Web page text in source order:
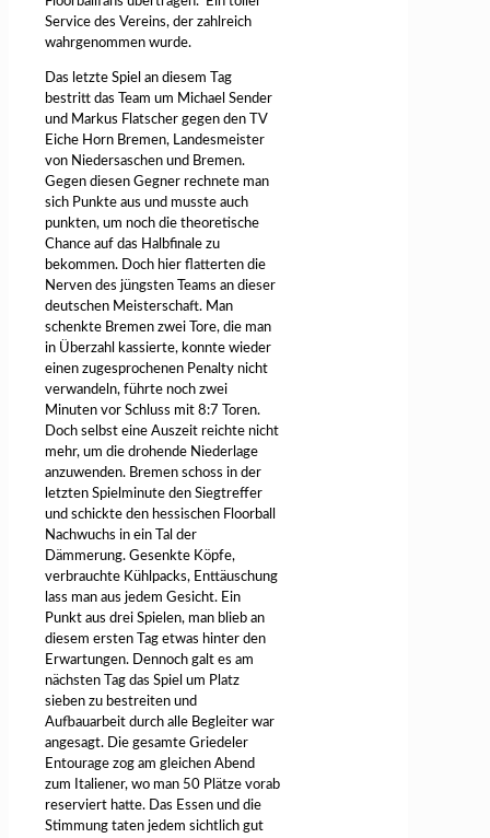
Service des Vereins, der zahlreich
wahrgenommen wurde.
Das letzte Spiel an diesem Tag
bestritt das Team um Michael Sender
und Markus Flatscher gegen den TV
Eiche Horn Bremen, Landesmeister
von Niedersaschen und Bremen.
Gegen diesen Gegner rechnete man
sich Punkte aus und musste auch
punkten, um noch die theoretische
Chance auf das Halbfinale zu
bekommen. Doch hier flatterten die
Nerven des jüngsten Teams an dieser
deutschen Meisterschaft. Man
schenkte Bremen zwei Tore, die man
in Überzahl kassierte, konnte wieder
einen zugesprochenen Penalty nicht
verwandeln, führte noch zwei
Minuten vor Schluss mit 8:7 Toren.
Doch selbst eine Auszeit reichte nicht
mehr, um die drohende Niederlage
anzuwenden. Bremen schoss in der
letzten Spielminute den Siegtreffer
und schickte den hessischen Floorball
Nachwuchs in ein Tal der
Dämmerung. Gesenkte Köpfe,
verbrauchte Kühlpacks, Enttäuschung
lass man aus jedem Gesicht. Ein
Punkt aus drei Spielen, man blieb an
diesem ersten Tag etwas hinter den
Erwartungen. Dennoch galt es am
nächsten Tag das Spiel um Platz
sieben zu bestreiten und
Aufbauarbeit durch alle Begleiter war
angesagt. Die gesamte Griedeler
Entourage zog am gleichen Abend
zum Italiener, wo man 50 Plätze vorab
reserviert hatte. Das Essen und die
Stimmung taten jedem sichtlich gut